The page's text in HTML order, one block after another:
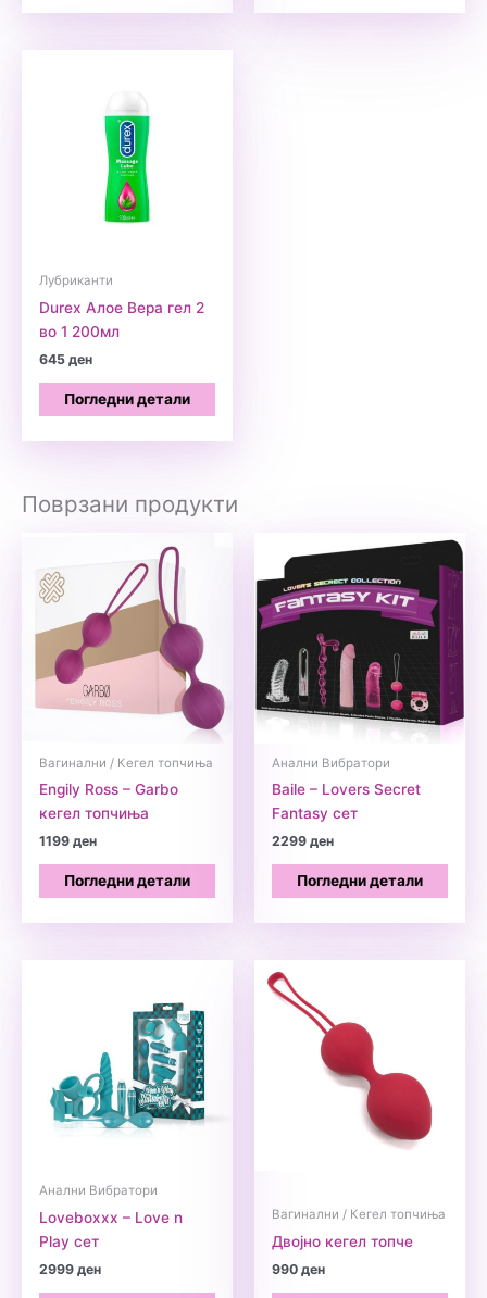
Лубриканти
Durex Алое Вера гел 2
во 1 200мл
645ден
Погледни детали
Поврзани продукти
Вагинални / Кегел топчиња
Engily Ross – Garbo
кегел топчиња
1199ден
Погледни детали
Анални Вибратори
Baile – Lovers Secret
Fantasy сет
2299ден
Погледни детали
Анални Вибратори
Loveboxxx – Love n
Play сет
2999ден
Вагинални / Кегел топчиња
Двојно кегел топче
990ден